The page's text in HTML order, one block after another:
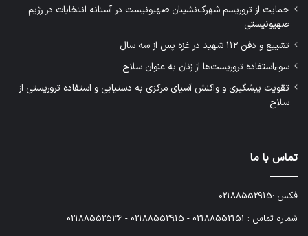
حمایت از تروریسم شهرک‌نشینان صهیونیست در آستانه انتخابات در رژیم
صهیونیستی
تشییع و دفن ۱۱۲ شهید در غزه پس از سه سال
سوءاستفاده تروریست‌ها از زنان به عنوان سلاح
تقویت پیشگیری و واکنش آسیای مرکزی به دستیابی و استفاده تروریستی از
سلاح
تماس با ما
فکس :02188552915
شماره تماس : 02188552151 - 02188552915 - 02188552536